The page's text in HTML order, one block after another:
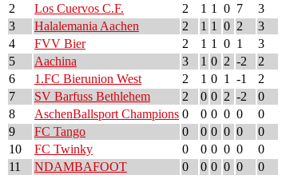
2
Los Cuervos C.F. 2 1 1 0 7
3
3
Halalemania Aachen 2 1 1 0 2
3
4
FVV Bier 2 1 1 0 1
3
5
Aachina 3 1 0 2 -2
2
6
1.FC Bierunion West 2 1 0 1 -1
2
7
SV Barfuss Bethlehem 2 0 0 2 -2
0
8
AschenBallsport Champions 0 0 0 0 0
0
9
FC Tango 0 0 0 0 0
0
10
FC Twinky 0 0 0 0 0
0
11
NDAMBAFOOT 0 0 0 0 0
0